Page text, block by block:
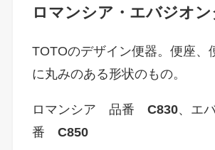
ロマンシア・エバジオン
TOTOのデザイン便器。便座、
に丸みのある形状のもの。
ロマンシア 品番 C830、エ
番 C850